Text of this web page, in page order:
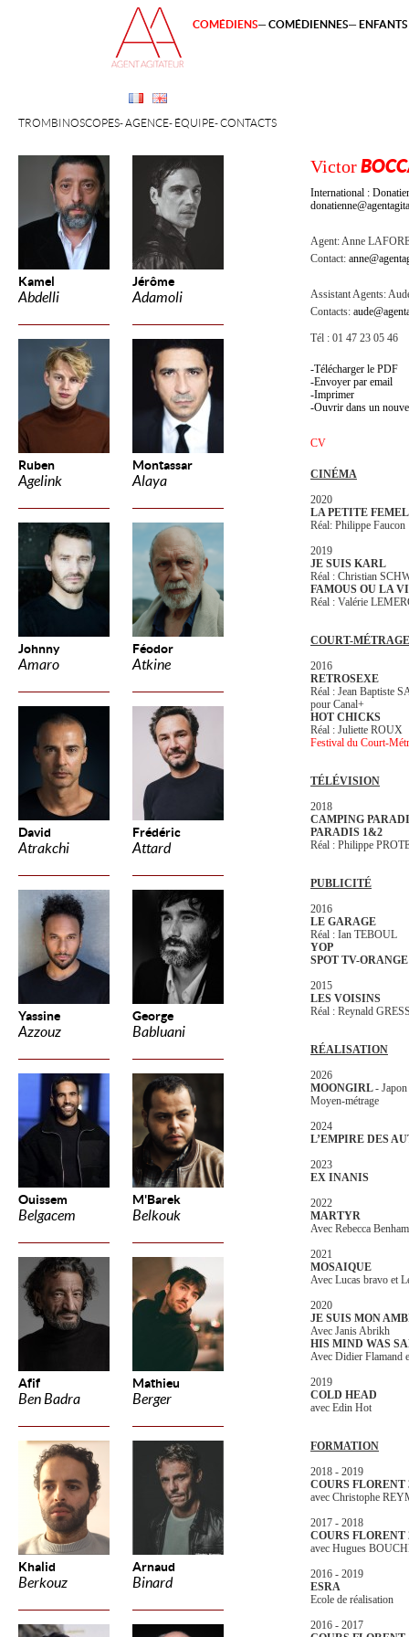
Kamel
Abdelli
Jérôme
Adamoli
Ruben
Agelink
Montassar
Alaya
Johnny
Amaro
Féodor
Atkine
David
Atrakchi
Frédéric
Attard
Yassine
Azzouz
George
Babluani
Ouissem
Belgacem
M'Barek
Belkouk
Afif
Ben Badra
Mathieu
Berger
Khalid
Berkouz
Arnaud
Binard
TROMBINOSCOPES AGENCE ÉQUIPE CONTACTS
COMÉDIENS COMÉDIENNES
Victor
International :
Agent:Anne
Contact:
Assistant Agents:
Contacts:
Tél : 01 47 23 05 46
Télécharger le PDF
Envoyer par email
Imprimer
Ouvrir dans un
CV
CINÉMA
2020
LA PETITE
Réal: Philippe Faucon
2019
JE SUIS KARL
Réal : Christian
FAMOUS OU LA
Réal : Valérie
COURT-MÉTRAGE
2016
RETROSEXE
Réal : Jean Baptiste
pour Canal+
HOT CHICKS
Réal : Juliette ROUX
Festival du Court-
TÉLÉVISION
2018
CAMPING
PARADIS 1&2
Réal : Philippe
PUBLICITÉ
2016
LE GARAGE
Réal : Ian TEBOUL
YOP
SPOT TV-ORANGE
2015
LES VOISINS
Réal : Reynald
RÉALISATION
2026
MOONGIRL- Japon
Moyen-métrage
2024
L’EMPIRE DES
2023
EX INANIS
2022
MARTYR
Avec Rebecca
2021
MOSAIQUE
Avec Lucas bravo et
2020
JE SUIS MON
Avec Janis Abrikh
HIS MIND WAS
Avec Didier Flamand
2019
COLD HEAD
avec Edin Hot
FORMATION
2018 - 2019
COURS FLORENT
avec Christophe
2017 - 2018
COURS FLORENT
avec Hugues
2016 - 2019
ESRA
Ecole de réalisation
2016 - 2017